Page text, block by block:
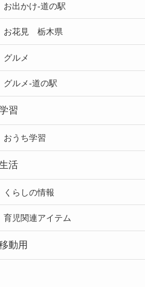
お出かけ-道の駅
お花見 栃木県
グルメ
グルメ-道の駅
習
おうち学習
活
くらしの情報
育児関連アイテム
動用